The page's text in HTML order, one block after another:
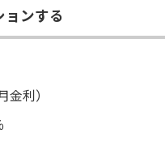
ンする
利）